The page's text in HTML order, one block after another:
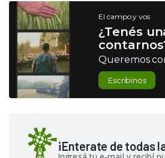
El campo y vos
¿Tenés
Queremos
Escribinos
¡Enterate de todas